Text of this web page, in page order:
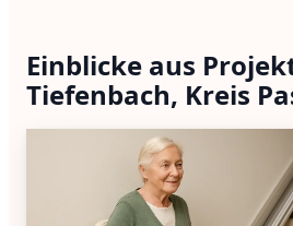
Einblicke aus
Tiefenbach, Kreis